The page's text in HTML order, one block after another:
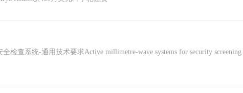
查系统-通用技术要求Active millimetre-wave systems for security screening